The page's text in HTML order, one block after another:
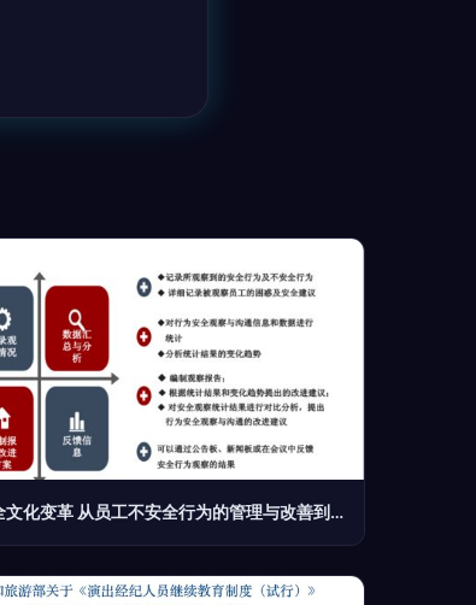
企业安全文化变革 从员工不安全行为的管理与改善到文化经纪人的服务升级